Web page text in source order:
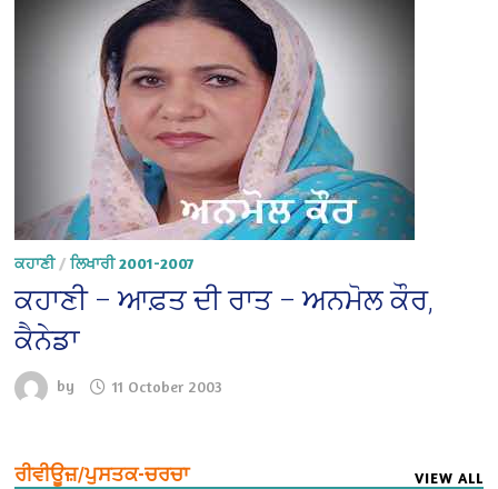
ਕਹਾਣੀ/ਲਿਖਾਰੀ 2001-2007
ਕਹਾਣੀ – ਆਫ਼ਤ ਦੀ ਰਾਤ – ਅਨਮੋਲ ਕੌਰ,
ਕੈਨੇਡਾ
by 11 October 2003
ਰੀਵੀਊਜ਼/ਪੁਸਤਕ-ਚਰਚਾ VIEW ALL